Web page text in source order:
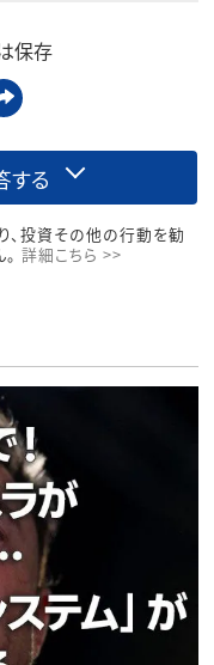
保存
する
、投資その他の行動を勧
詳細こちら >>